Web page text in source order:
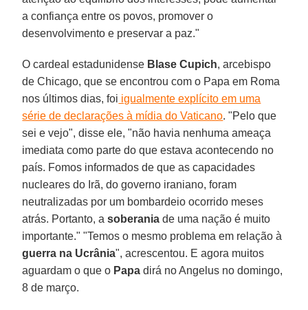
a confiança entre os povos, promover o
desenvolvimento e preservar a paz."
O cardeal estadunidense Blase Cupich, arcebispo
de Chicago, que se encontrou com o Papa em Roma
nos últimos dias, foi igualmente explícito em uma
série de declarações à mídia do Vaticano. "Pelo que
sei e vejo", disse ele, "não havia nenhuma ameaça
imediata como parte do que estava acontecendo no
país. Fomos informados de que as capacidades
nucleares do Irã, do governo iraniano, foram
neutralizadas por um bombardeio ocorrido meses
atrás. Portanto, asoberania de uma nação é muito
importante." "Temos o mesmo problema em relação à
guerra na Ucrânia", acrescentou. E agora muitos
aguardam o que o Papa dirá no Angelus no domingo,
8 de março.